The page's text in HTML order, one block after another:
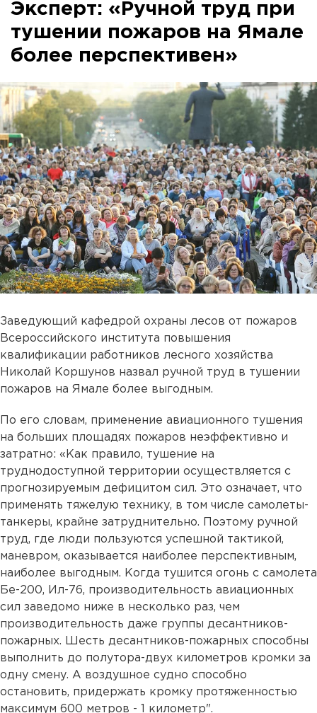
Эксперт: «Ручной труд при
тушении пожаров на Ямале
более перспективен»
Заведующий кафедрой охраны лесов от пожаров
Всероссийского института повышения
квалификации работников лесного хозяйства
Николай Коршунов назвал ручной труд в тушении
пожаров на Ямале более выгодным.
По его словам, применение авиационного тушения
на больших площадях пожаров неэффективно и
затратно: «Как правило, тушение на
труднодоступной территории осуществляется с
прогнозируемым дефицитом сил. Это означает, что
применять тяжелую технику, в том числе самолеты-
танкеры, крайне затруднительно. Поэтому ручной
труд, где люди пользуются успешной тактикой,
маневром, оказывается наиболее перспективным,
наиболее выгодным. Когда тушится огонь с самолета
Бе-200, Ил-76, производительность авиационных
сил заведомо ниже в несколько раз, чем
производительность даже группы десантников-
пожарных. Шесть десантников-пожарных способны
выполнить до полутора-двух километров кромки за
одну смену. А воздушное судно способно
остановить, придержать кромку протяженностью
максимум 600 метров - 1 километр".